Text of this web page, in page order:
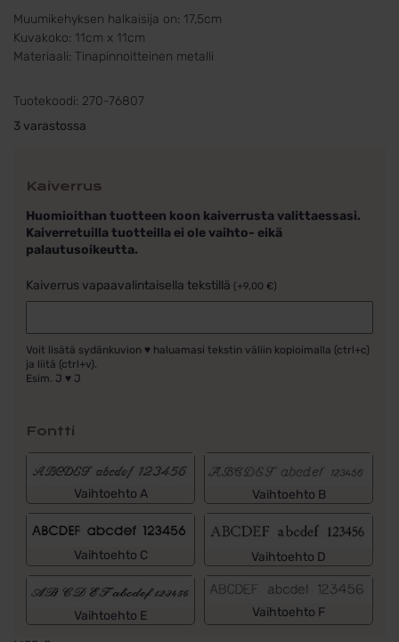
Muumikehyksen halkaisija on: 17,5cm
Kuvakoko: 11cm x 11cm
Materiaali: Tinapinnoitteinen metalli
Tuotekoodi: 270-76807
3 varastossa
Kaiverrus
Huomioithan tuotteen koon kaiverrusta valittaessasi.
Kaiverretuilla tuotteilla ei ole vaihto- eikä
palautusoikeutta.
Kaiverrus vapaavalintaisella tekstillä (+9,00 €)
Voit lisätä sydänkuvion ♥ haluamasi tekstin väliin kopioimalla (ctrl+c)
ja liitä (ctrl+v).
Esim. J ♥ J
Fontti
Vaihtoehto A Vaihtoehto B
Vaihtoehto C Vaihtoehto D
Vaihtoehto E Vaihtoehto F